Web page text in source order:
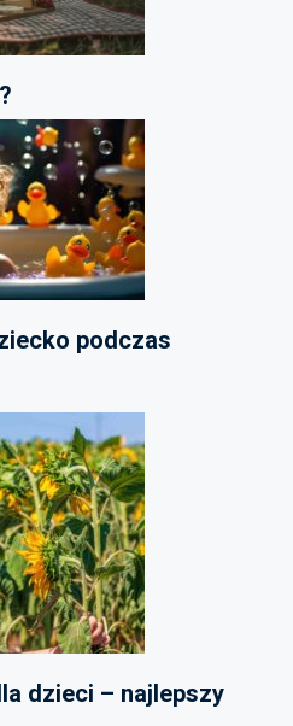
podczas
dzieci – najlepszy